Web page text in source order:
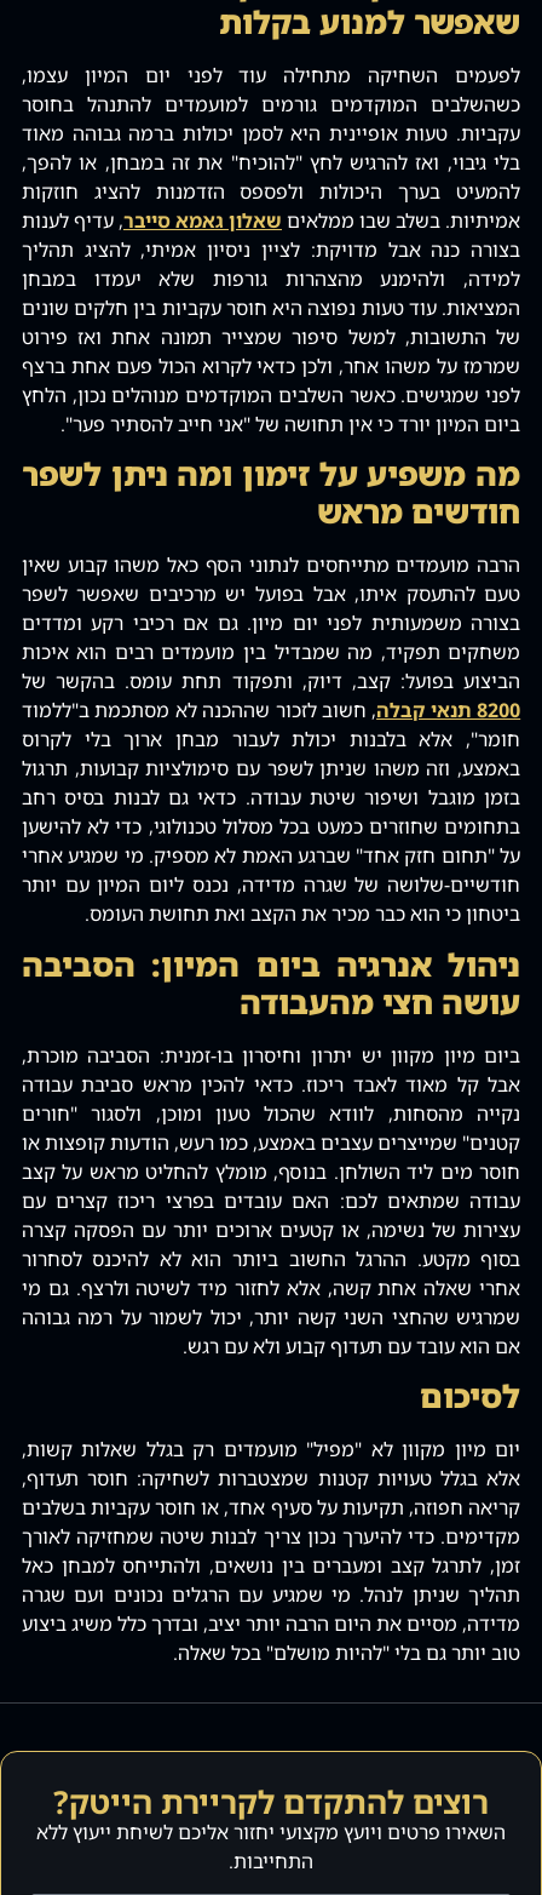
שאפשר למנוע בקלות
לפעמים השחיקה מתחילה עוד לפני יום המיון עצמו‚
כשהשלבים המוקדמים גורמים למועמדים להתנהל בחוסר
עקביות. טעות אופיינית היא לסמן יכולות ברמה גבוהה מאוד
בלי גיבוי‚ ואז להרגיש לחץ "להוכיח" את זה במבחן‚ או להפך‚
להמעיט בערך היכולות ולפספס הזדמנות להציג חוזקות
אמיתיות. בשלב שבו ממלאים שאלון גאמא סייבר‚ עדיף לענות
בצורה כנה אבל מדויקת: לציין ניסיון אמיתי‚ להציג תהליך
למידה‚ ולהימנע מהצהרות גורפות שלא יעמדו במבחן
המציאות. עוד טעות נפוצה היא חוסר עקביות בין חלקים שונים
של התשובות‚ למשל סיפור שמצייר תמונה אחת ואז פירוט
שמרמז על משהו אחר‚ ולכן כדאי לקרוא הכול פעם אחת ברצף
לפני שמגישים. כאשר השלבים המוקדמים מנוהלים נכון‚ הלחץ
ביום המיון יורד כי אין תחושה של "אני חייב להסתיר פער".
מה משפיע על זימון ומה ניתן לשפר
חודשים מראש
הרבה מועמדים מתייחסים לנתוני הסף כאל משהו קבוע שאין
טעם להתעסק איתו‚ אבל בפועל יש מרכיבים שאפשר לשפר
בצורה משמעותית לפני יום מיון. גם אם רכיבי רקע ומדדים
משחקים תפקיד‚ מה שמבדיל בין מועמדים רבים הוא איכות
הביצוע בפועל: קצב‚ דיוק‚ ותפקוד תחת עומס. בהקשר של
8200 תנאי קבלה
‚ חשוב לזכור שההכנה לא מסתכמת ב"ללמוד
חומר"‚ אלא בלבנות יכולת לעבור מבחן ארוך בלי לקרוס
באמצע‚ וזה משהו שניתן לשפר עם סימולציות קבועות‚ תרגול
בזמן מוגבל ושיפור שיטת עבודה. כדאי גם לבנות בסיס רחב
בתחומים שחוזרים כמעט בכל מסלול טכנולוגי‚ כדי לא להישען
על "תחום חזק אחד" שברגע האמת לא מספיק. מי שמגיע אחרי
חודשיים-שלושה של שגרה מדידה‚ נכנס ליום המיון עם יותר
ביטחון כי הוא כבר מכיר את הקצב ואת תחושת העומס.
ניהול אנרגיה ביום המיון: הסביבה
עושה חצי מהעבודה
ביום מיון מקוון יש יתרון וחיסרון בו-זמנית: הסביבה מוכרת‚
אבל קל מאוד לאבד ריכוז. כדאי להכין מראש סביבת עבודה
נקייה מהסחות‚ לוודא שהכול טעון ומוכן‚ ולסגור "חורים
קטנים" שמייצרים עצבים באמצע‚ כמו רעש‚ הודעות קופצות או
חוסר מים ליד השולחן. בנוסף‚ מומלץ להחליט מראש על קצב
עבודה שמתאים לכם: האם עובדים בפרצי ריכוז קצרים עם
עצירות של נשימה‚ או קטעים ארוכים יותר עם הפסקה קצרה
בסוף מקטע. ההרגל החשוב ביותר הוא לא להיכנס לסחרור
אחרי שאלה אחת קשה‚ אלא לחזור מיד לשיטה ולרצף. גם מי
שמרגיש שהחצי השני קשה יותר‚ יכול לשמור על רמה גבוהה
אם הוא עובד עם תעדוף קבוע ולא עם רגש.
לסיכום
יום מיון מקוון לא "מפיל" מועמדים רק בגלל שאלות קשות‚
אלא בגלל טעויות קטנות שמצטברות לשחיקה: חוסר תעדוף‚
קריאה חפוזה‚ תקיעות על סעיף אחד‚ או חוסר עקביות בשלבים
מקדימים. כדי להיערך נכון צריך לבנות שיטה שמחזיקה לאורך
זמן‚ לתרגל קצב ומעברים בין נושאים‚ ולהתייחס למבחן כאל
תהליך שניתן לנהל. מי שמגיע עם הרגלים נכונים ועם שגרה
מדידה‚ מסיים את היום הרבה יותר יציב‚ ובדרך כלל משיג ביצוע
טוב יותר גם בלי "להיות מושלם" בכל שאלה.
רוצים להתקדם לקריירת הייטק?
השאירו פרטים ויועץ מקצועי יחזור אליכם לשיחת ייעוץ ללא
התחייבות.